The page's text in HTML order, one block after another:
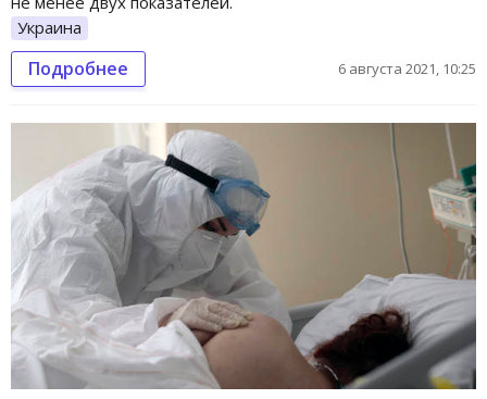
Украина
Подробнее 6 августа 2021, 10:25